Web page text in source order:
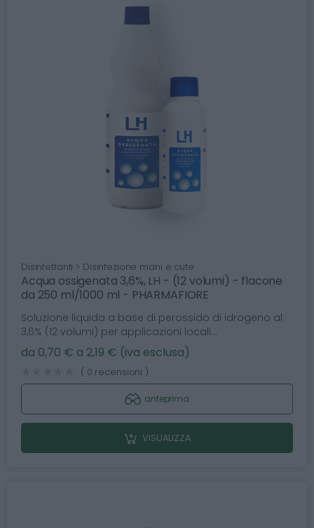
Disinfettanti > Disinfezione mani e cute
Acqua ossigenata 3,6%, LH - (12 volumi) - flacone
da 250 ml/1000 ml - PHARMAFIORE
Soluzione liquida a base di perossido di idrogeno al
3,6% (12 volumi) per applicazioni locali...
da 0,70 € a 2,19 € (iva esclusa)
( 0 recensioni )
anteprima
VISUALIZZA